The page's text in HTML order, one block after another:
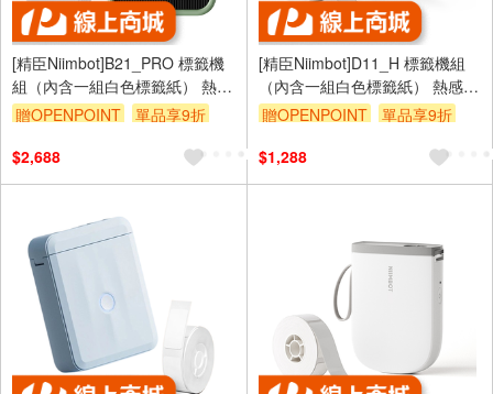
[精臣Niimbot]B21_PRO 標籤機
組（內含一組白色標籤紙） 熱感
應標籤機—綠色
贈OPENPOINT
單品享9折
$2,688
[精臣Niimbot]D11_H 標籤機組
（內含一組白色標籤紙） 熱感應
標籤機—曜石黑
贈OPENPOINT
單品享9折
$1,288